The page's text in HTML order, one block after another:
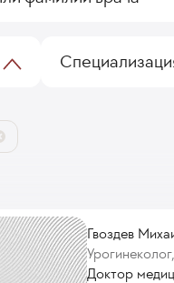
Гвоздев
Доктор